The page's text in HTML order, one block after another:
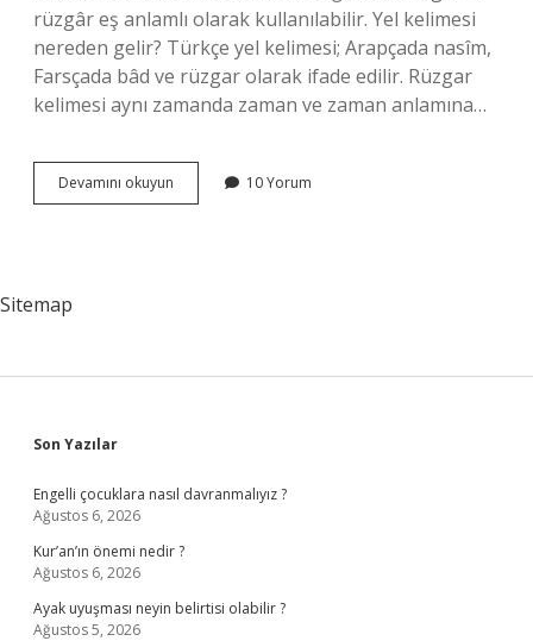
rüzgâr eş anlamlı olarak kullanılabilir. Yel kelimesi
nereden gelir? Türkçe yel kelimesi; Arapçada nasîm,
Farsçada bâd ve rüzgar olarak ifade edilir. Rüzgar
kelimesi aynı zamanda zaman ve zaman anlamına…
Devamını okuyun
Anlamı
10 Yorum
Sitemap
Sidebar
Son Yazılar
Engelli çocuklara nasıl davranmalıyız ?
Ağustos 6, 2026
Kur’an’ın önemi nedir ?
Ağustos 6, 2026
Ayak uyuşması neyin belirtisi olabilir ?
Ağustos 5, 2026